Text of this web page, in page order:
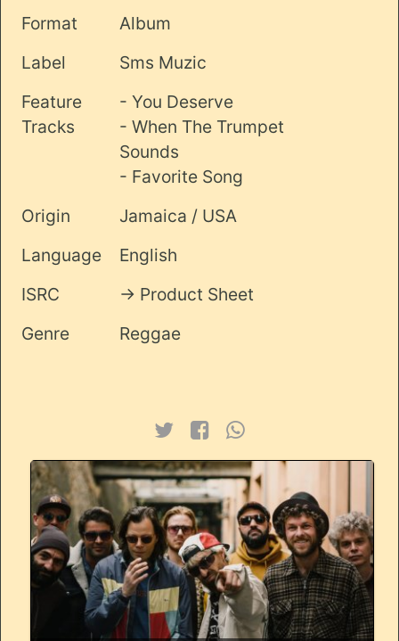
Format
Album
Label
Sms Muzic
Feature
Tracks
- You Deserve
- When The Trumpet
Sounds
- Favorite Song
Origin
Jamaica / USA
Language
English
ISRC
-> Product Sheet
Genre
Reggae